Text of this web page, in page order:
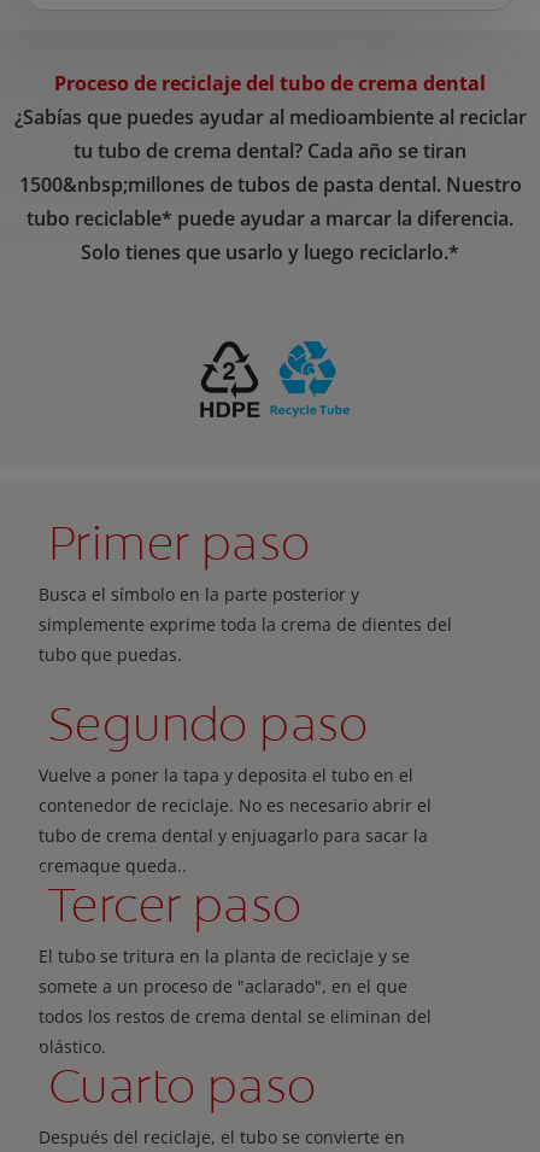
Proceso de reciclaje del tubo de crema dental
¿Sabías que puedes ayudar al medioambiente al reciclar
tu tubo de crema dental? Cada año se tiran
1500&nbsp;millones de tubos de pasta dental. Nuestro
tubo reciclable* puede ayudar a marcar la diferencia.
Solo tienes que usarlo y luego reciclarlo.*
Primer paso
Busca el símbolo en la parte posterior y
simplemente exprime toda la crema de dientes del
tubo que puedas.
Segundo paso
Vuelve a poner la tapa y deposita el tubo en el
contenedor de reciclaje. No es necesario abrir el
tubo de crema dental y enjuagarlo para sacar la
cremaque queda..
Tercer paso
El tubo se tritura en la planta de reciclaje y se
somete a un proceso de "aclarado", en el que
todos los restos de crema dental se eliminan del
plástico.
Cuarto paso
Después del reciclaje, el tubo se convierte en